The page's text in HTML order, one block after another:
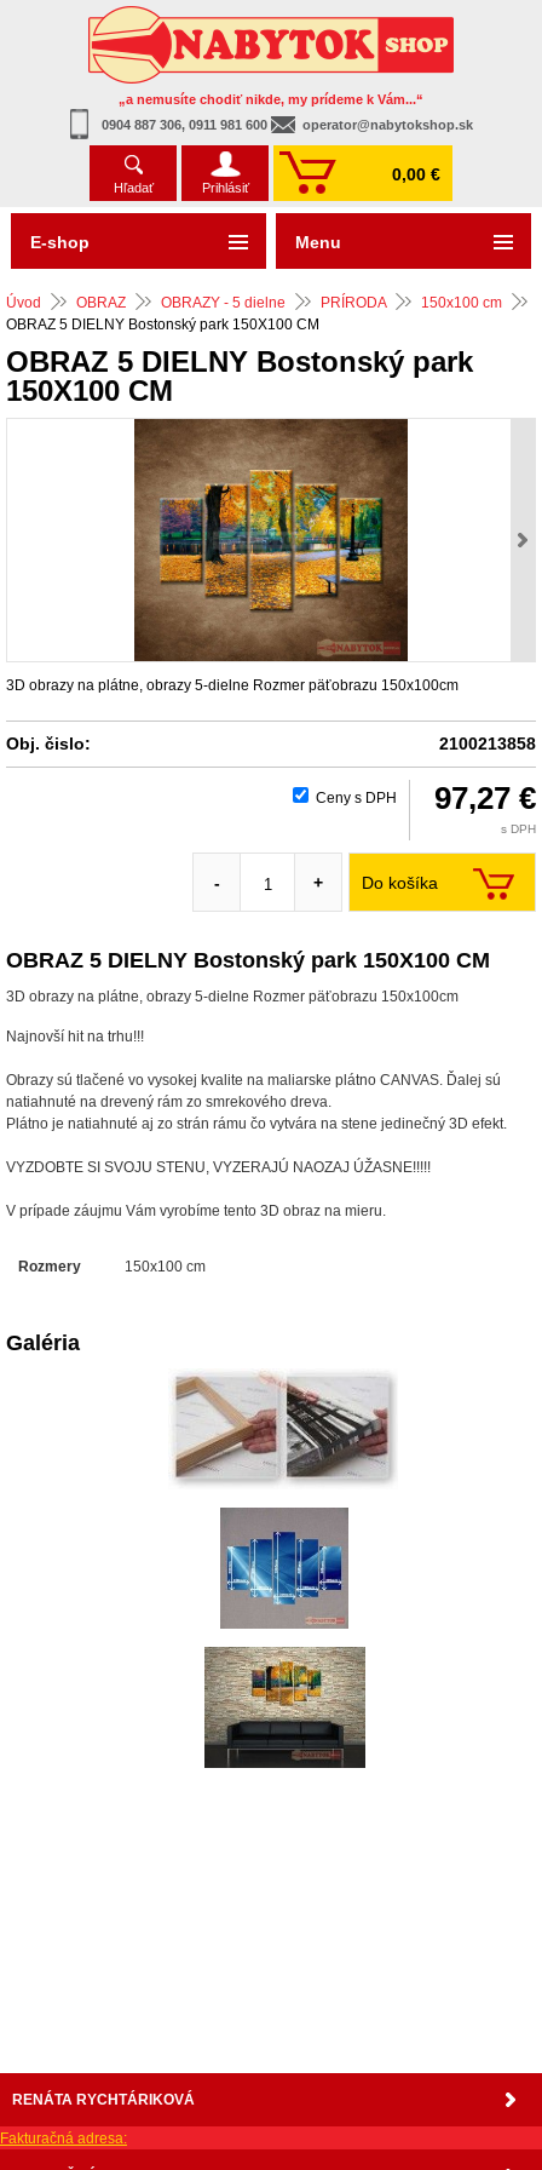
„a nemusíte chodiť nikde, my prídeme k Vám...“
0904 887 306, 0911 981 600
operator@nabytokshop.sk
Hľadať Prihlásiť
0,00 €
Úvod OBRAZ OBRAZY - 5 dielne PRÍRODA
150x100 cm
OBRAZ 5 DIELNY Bostonský park 150X100 CM
OBRAZ 5 DIELNY Bostonský park
150X100 CM
3D obrazy na plátne, obrazy 5-dielne Rozmer päťobrazu 150x100cm
Obj. čislo: 2100213858
Ceny s DPH 97,27 €
s DPH
Do košíka
- +
OBRAZ 5 DIELNY Bostonský park 150X100 CM
3D obrazy na plátne, obrazy 5-dielne Rozmer päťobrazu 150x100cm
Najnovší hit na trhu!!!
Obrazy sú tlačené vo vysokej kvalite na maliarske plátno CANVAS. Ďalej sú
natiahnuté na drevený rám zo smrekového dreva.
Plátno je natiahnuté aj zo strán rámu čo vytvára na stene jedinečný 3D efekt.
VYZDOBTE SI SVOJU STENU, VYZERAJÚ NAOZAJ ÚŽASNE!!!!!
V prípade záujmu Vám vyrobíme tento 3D obraz na mieru.
Rozmery 150x100 cm
Galéria
RENÁTA RYCHTÁRIKOVÁ
Fakturačná adresa:
E-shop Menu